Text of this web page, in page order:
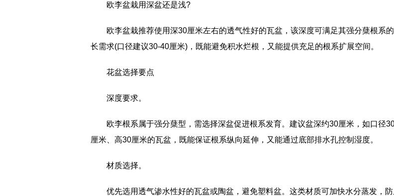
欧李盆栽用深盆还是浅?
欧李盆栽推荐使用深30厘米左右的透气性好的瓦盆‌，该深度可满足其强分蘖根系
长需求(口径建议30-40厘米)，既能避免积水烂根，又能提供充足的根系扩展空间。‌‌‌‌
‌花盆选择要点‌
‌深度要求‌。
欧李根系属于强分蘖型，需选择深盆促进根系发育。建议盆深约30厘米，如口径
厘米、高30厘米的瓦盆，既能保证根系纵向延伸，又能通过底部排水孔控制湿度。‌‌‌‌
‌材质选择‌。
优先选用透气渗水性好的瓦盆或陶盆，避免塑料盆。这类材质可加快水分蒸发，防